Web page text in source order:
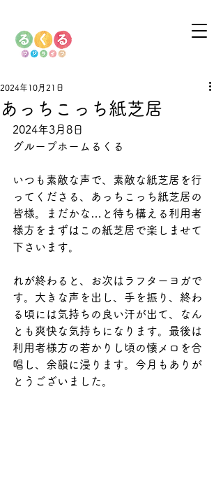
あっちこっち紙芝居
2024年10月21日
2024年3月8日
グループホームるくる
いつも素敵な声で、素敵な紙芝居を行
ってくださる、あっちこっち紙芝居の
皆様。まだかな…と待ち構える利用者
様方をまずはこの紙芝居で楽しませて
下さいます。
れが終わると、お次はラフターヨガで
す。大きな声を出し、手を振り、終わ
る頃には気持ちの良い汗が出て、なん
とも爽快な気持ちになります。最後は
利用者様方の若かりし頃の懐メロを合
唱し、余韻に浸ります。今月もありが
とうございました。